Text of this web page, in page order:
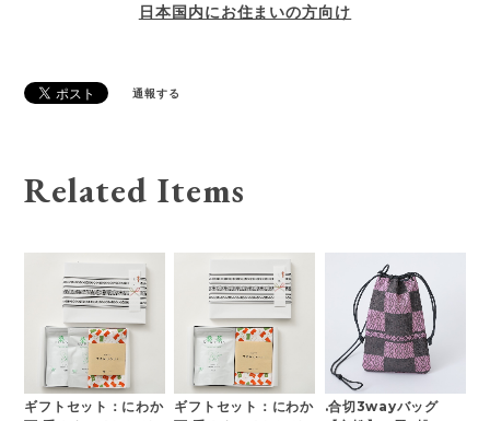
日本国内にお住まいの方向け
通報する
Related Items
ギフトセット：にわか
ギフトセット：にわか
.合切3wayバッグ